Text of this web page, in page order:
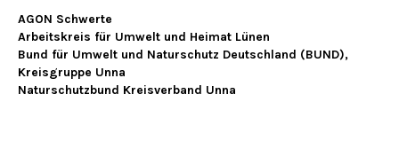
AGON Schwerte
Arbeitskreis für Umwelt und Heimat Lünen
Bund für Umwelt und Naturschutz Deutschland (BUND),
Kreisgruppe Unna
Naturschutzbund Kreisverband Unna